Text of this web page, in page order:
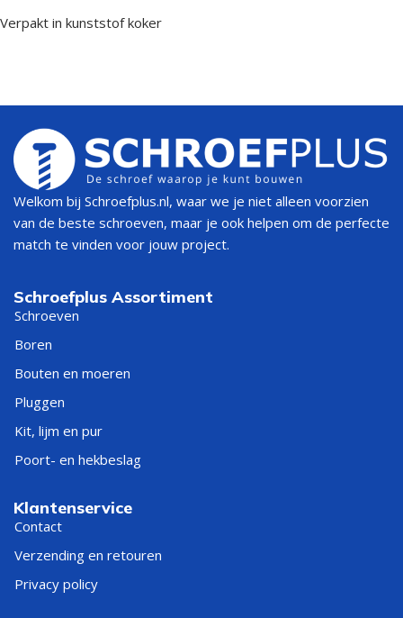
Verpakt in kunststof koker
Welkom bij Schroefplus.nl, waar we je niet alleen voorzien
van de beste schroeven, maar je ook helpen om de perfecte
match te vinden voor jouw project.
Schroefplus Assortiment
Schroeven
Boren
Bouten en moeren
Pluggen
Kit, lijm en pur
Poort- en hekbeslag
Klantenservice
Contact
Verzending en retouren
Privacy policy